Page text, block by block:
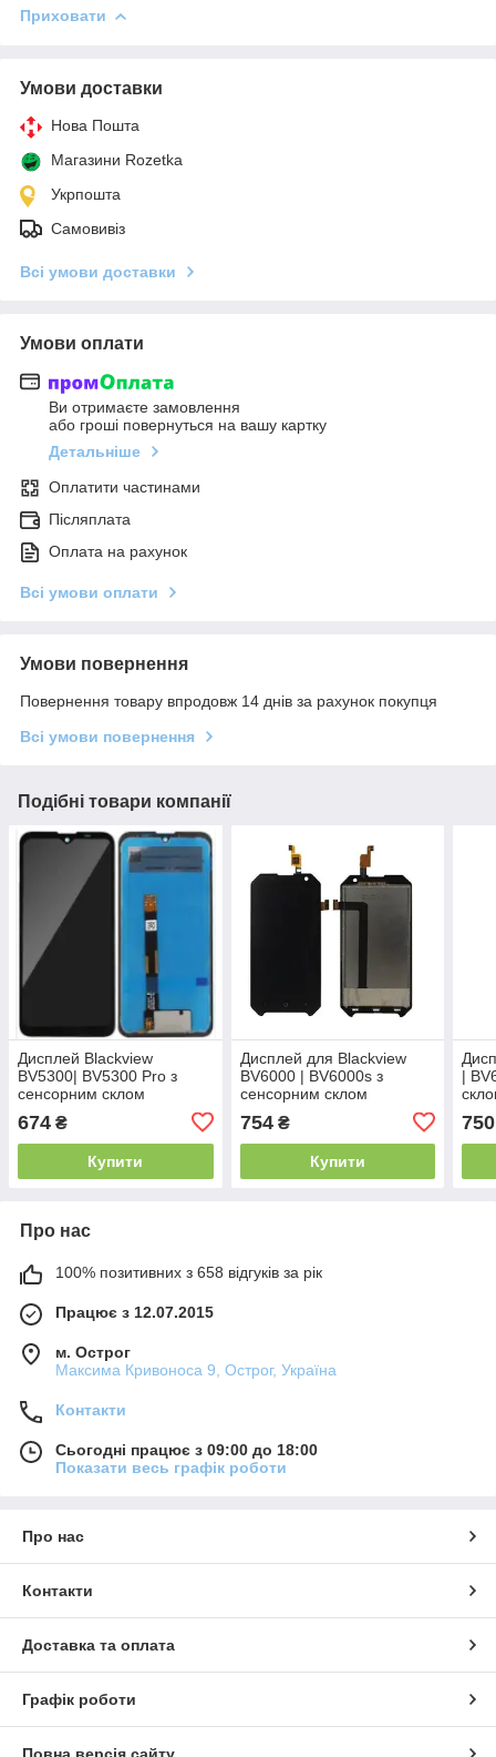
Приховати
Умови доставки
Нова Пошта
Магазини Rozetka
Укрпошта
Самовивіз
Всі умови доставки
Умови оплати
Ви отримаєте замовлення
або гроші повернуться на вашу картку
Детальніше
Оплатити частинами
Післяплата
Оплата на рахунок
Всі умови оплати
Умови повернення
Повернення товару впродовж 14 днів за рахунок покупця
Всі умови повернення
Подібні товари компанії
Дисплей Blackview
BV5300| BV5300 Pro з
сенсорним склом
674 ₴
Купити
Дисплей для Blackview
BV6000 | BV6000s з
сенсорним склом
(Чорний) Оригінал Китай
754₴
Купити
|
750
Про нас
100% позитивних з 658 відгуків за рік
Працює з 12.07.2015
м. Острог
Максима Кривоноса 9, Острог, Україна
Контакти
Сьогодні працює з 09:00 до 18:00
Показати весь графік роботи
Про нас
Контакти
Доставка та оплата
Графік роботи